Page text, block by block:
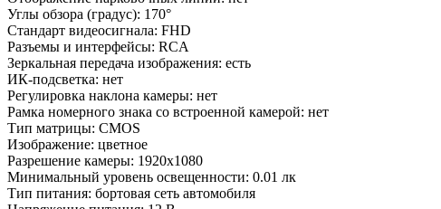
Углы обзора (градус): 170°
Стандарт видеосигнала: FHD
Разъемы и интерфейсы: RCA
Зеркальная передача изображения: есть
ИК-подсветка: нет
Регулировка наклона камеры: нет
Рамка номерного знака со встроенной камерой: нет
Тип матрицы: CMOS
Изображение: цветное
Разрешение камеры: 1920x1080
Минимальный уровень освещенности: 0.01 лк
Тип питания: бортовая сеть автомобиля